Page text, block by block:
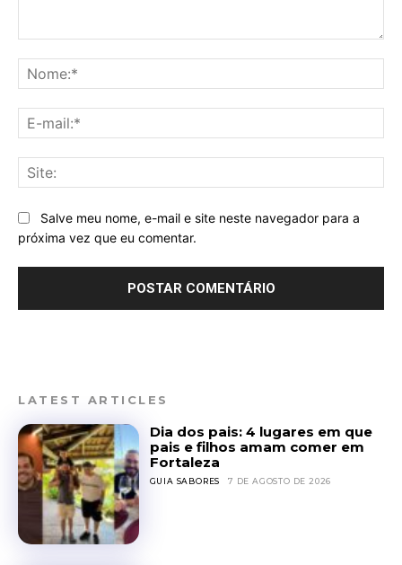
Salve meu nome, e-mail e site neste navegador para a
próxima vez que eu comentar.
LATEST ARTICLES
Dia dos pais: 4 lugares em que
pais e filhos amam comer em
Fortaleza
GUIA SABORES 7 DE AGOSTO DE 2026